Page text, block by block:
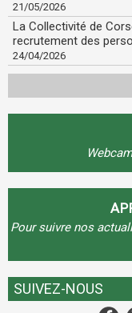
21/05/2026
La Collectivité de
recrutement des
24/04/2026
Pour suivre nos
SUIVEZ-NOUS